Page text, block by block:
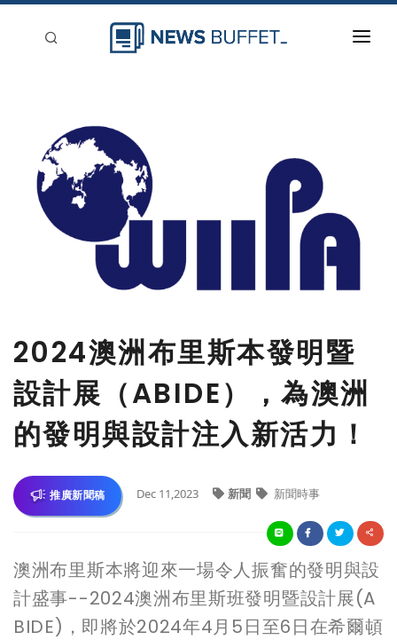
登入
刊登
2024澳洲布里斯本發明暨
設計展（ABIDE），為澳洲
的發明與設計注入新活力！
推廣新聞稿 Dec 11,2023 新聞 新聞時事
澳洲布里斯本將迎來一場令人振奮的發明與設
計盛事--2024澳洲布里斯班發明暨設計展(A
BIDE)，即將於2024年4月5日至6日在希爾頓